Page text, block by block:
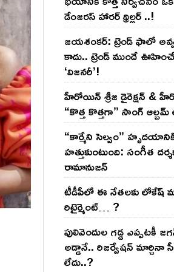
డేంజరస్ హారర్ థ్రిల్లర్ ..!
జయశంకర్: ట్రెండ్‌ ఫాలో
కాదు.. ట్రెండ్‌ ముందే ఊహించే
‘విజనరీ’!
హీరోయిన్ శ్రీజ డైరెక్ష‌న్ &
“కొత్త కొత్తగా” సాంగ్
“కార్మేని సెల్వం”
హత్తుకుంటుంది: సంగీత
రామానుజన్
టీడీపీలో ఈ నేత‌ల‌కు లోకేష్
రిటైర్మెంట్‌… ?
పులివెందుల గ‌డ్డ ఎప్ప‌ట‌కీ
అడ్డానే.. రిజ‌ర్వేష‌న్ మార్చినా
లేదు..?